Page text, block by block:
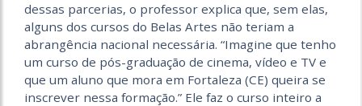
dessas parcerias, o professor explica que, sem elas,
alguns dos cursos do Belas Artes não teriam a
abrangência nacional necessária. “Imagine que tenho
um curso de pós-graduação de cinema, vídeo e TV e
que um aluno que mora em Fortaleza (CE) queira se
inscrever nessa formação.” Ele faz o curso inteiro a